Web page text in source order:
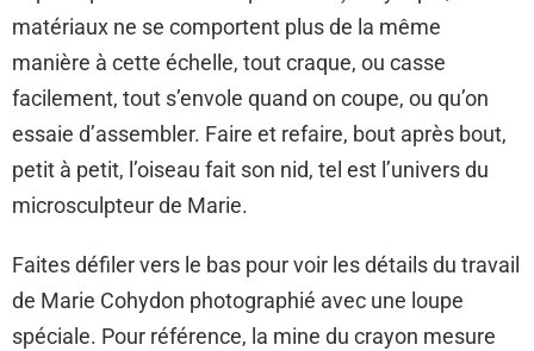
matériaux ne se comportent plus de la même
manière à cette échelle, tout craque, ou casse
facilement, tout s’envole quand on coupe, ou qu’on
essaie d’assembler. Faire et refaire, bout après bout,
petit à petit, l’oiseau fait son nid, tel est l’univers du
microsculpteur de Marie.
Faites défiler vers le bas pour voir les détails du travail
de Marie Cohydon photographié avec une loupe
spéciale. Pour référence, la mine du crayon mesure